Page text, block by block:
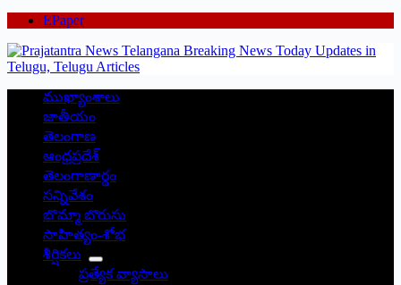
EPaper
ముఖ్యాంశాలు
జాతీయం
తెలంగాణ
ఆంధ్రప్రదేశ్
తెలంగాణార్థం
సన్నివేశం
బొమ్మా బొరుసు
సాహిత్యం-శోభ
శీర్షికలు
ప్రత్యేక వ్యాసాలు